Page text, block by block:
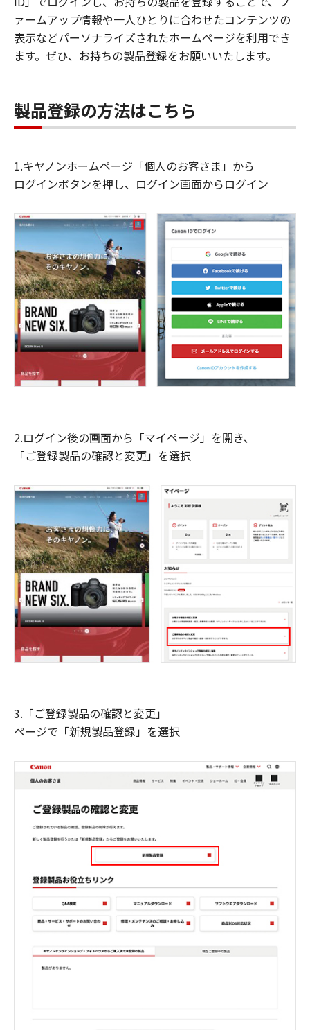
ァームアップ情報や一人ひとりに合わせたコンテンツの
表示などパーソナライズされたホームページを利用でき
ます。ぜひ、お持ちの製品登録をお願いいたします。
製品登録の方法はこちら
1.キヤノンホームページ「個人のお客さま」から
ログインボタンを押し、ログイン画面からログイン
2.ログイン後の画面から「マイページ」を開き、
「ご登録製品の確認と変更」を選択
3.「ご登録製品の確認と変更」
ページで「新規製品登録」を選択